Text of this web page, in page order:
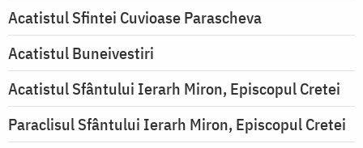
Acatistul Sfintei Cuvioase Parascheva
Acatistul Buneivestiri
Acatistul Sfântului Ierarh Miron, Episcopul Cretei
Paraclisul Sfântului Ierarh Miron, Episcopul Cretei